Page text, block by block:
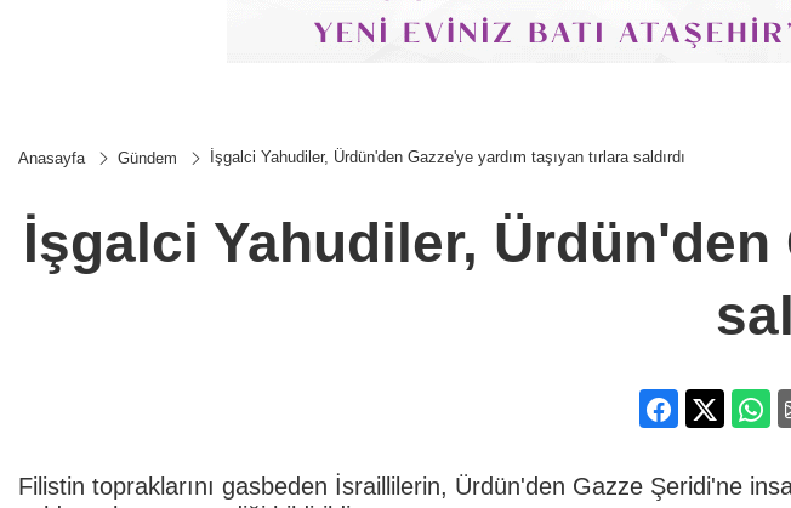
Anasayfa Gündem İşgalci Yahudiler, Ürdün'den Gazze'ye yardım taşıyan tırlara saldırdı
İşgalci Yahudiler, Ürdün'den
Filistin topraklarını gasbeden İsraillilerin, Ürdün'den Gazze Şeridi'ne